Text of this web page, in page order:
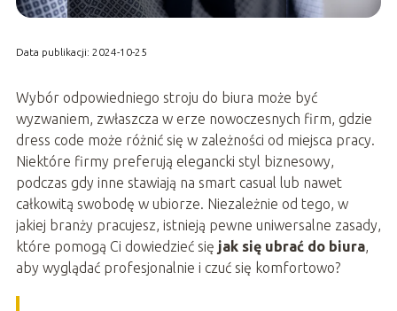
Data publikacji: 2024-10-25
Wybór odpowiedniego stroju do biura może być
wyzwaniem, zwłaszcza w erze nowoczesnych firm, gdzie
dress code może różnić się w zależności od miejsca pracy.
Niektóre firmy preferują elegancki styl biznesowy,
podczas gdy inne stawiają na smart casual lub nawet
całkowitą swobodę w ubiorze. Niezależnie od tego, w
jakiej branży pracujesz, istnieją pewne uniwersalne zasady,
które pomogą Ci dowiedzieć się jak się ubrać do biura,
aby wyglądać profesjonalnie i czuć się komfortowo?